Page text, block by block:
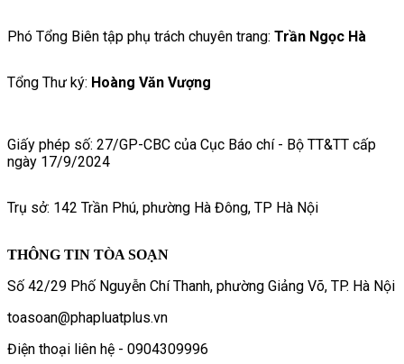
Phó Tổng Biên tập phụ trách chuyên trang: Trần Ngọc Hà
Tổng Thư ký: Hoàng Văn Vượng
Giấy phép số: 27/GP-CBC của Cục Báo chí - Bộ TT&TT cấp
ngày 17/9/2024
Trụ sở: 142 Trần Phú, phường Hà Đông, TP Hà Nội
THÔNG TIN TÒA SOẠN
Số 42/29 Phố Nguyễn Chí Thanh, phường Giảng Võ, TP. Hà Nội
toasoan@phapluatplus.vn
Điện thoại liên hệ - 0904309996